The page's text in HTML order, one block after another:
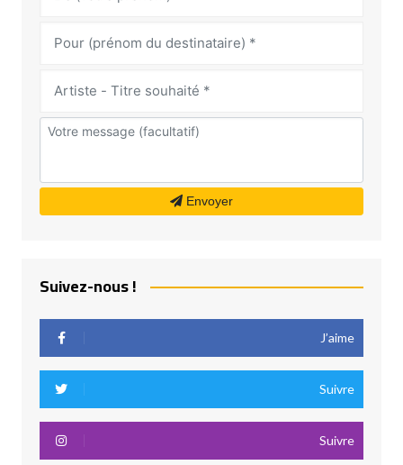
Envoyer
Suivez-nous !
J’aime
Suivre
Suivre